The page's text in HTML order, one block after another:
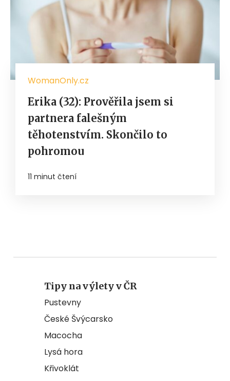
WomanOnly.cz
Erika (32): Prověřila jsem si
partnera falešným
těhotenstvím. Skončilo to
pohromou
11 minut čtení
Tipy na výlety v ČR
Pustevny
České Švýcarsko
Macocha
Lysá hora
Křivoklát